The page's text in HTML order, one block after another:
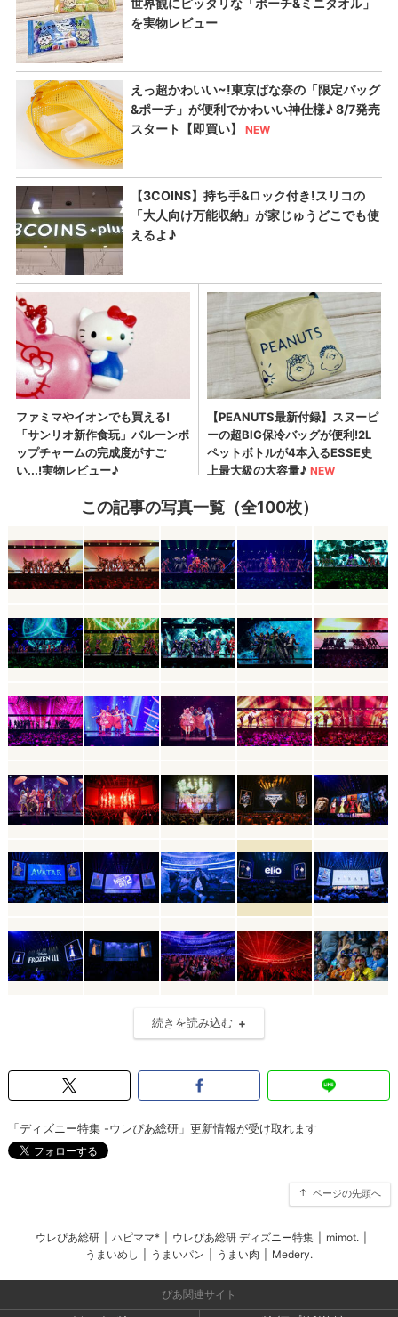
この記事の写真一覧（全100枚）
続きを読み込む
「ディズニー特集 -ウレぴあ総研」更新情報が受け取れます
ページの先頭へ
ウレぴあ総研 ハピママ* ウレぴあ総研 ディズニー特集 mimot.
うまいめし
うまいパン うまい肉 Medery.
ぴあ関連サイト